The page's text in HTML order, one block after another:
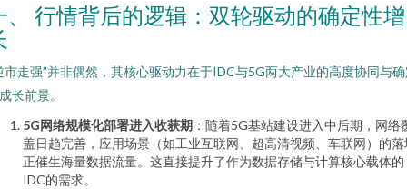
、 行情背后的逻辑：双轮驱动的确定性增
市走强”并非偶然，其核心驱动力在于IDC与5G两大产业的高度协同与
长前景。
5G网络规模化部署进入收获期 ：随着5G基站建设进入中后期，网络
盖日趋完善，应用场景（如工业互联网、超高清视频、车联网）的落
正催生海量数据流量。这直接提升了作为数据存储与计算核心载体的
IDC的需求。